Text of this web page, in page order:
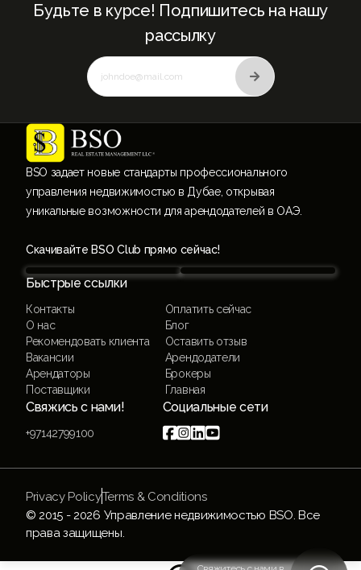
BSO задает новые стандарты профессионального
управления недвижимостью в Дубае, открывая
уникальные возможности для арендодателей в ОАЭ.
Скачивайте BSO Club прямо сейчас!
Быстрые ссылки
Контакты
Оплатить сейчас
О нас
Блог
Рекомендовать клиента
Оставить отзыв
Вакансии
Арендодатели
Арендаторы
Брокеры
Поставщики
Главная
Свяжись с нами!
+97142799100
Социальные сети

Будьте в курсе! Подпишитесь на нашу
рассылку
© 2015 - 2026 Управление недвижимостью BSO. Все
права защищены.
Privacy PolicyTerms & Conditions